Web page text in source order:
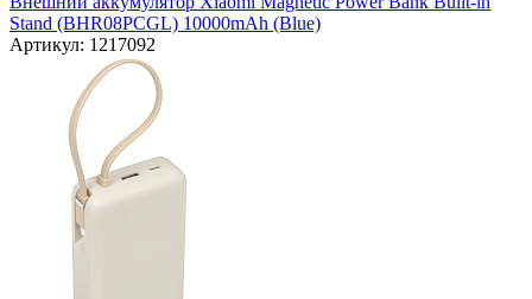
Stand (BHR08PCGL) 10000mAh (Blue)
Артикул: 1217092